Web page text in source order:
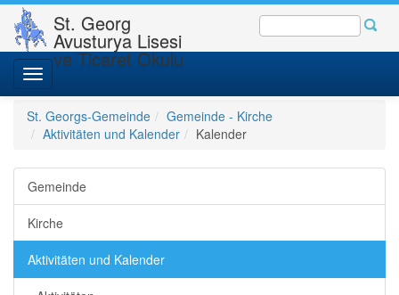
St. Georg
Avusturya Lisesi
ve Ticaret Okulu
Toggle
navigation
St. Georgs-Gemeinde
Gemeinde - Kirche
Aktivitäten und Kalender
Kalender
Gemeinde
Kirche
Aktivitäten und Kalender